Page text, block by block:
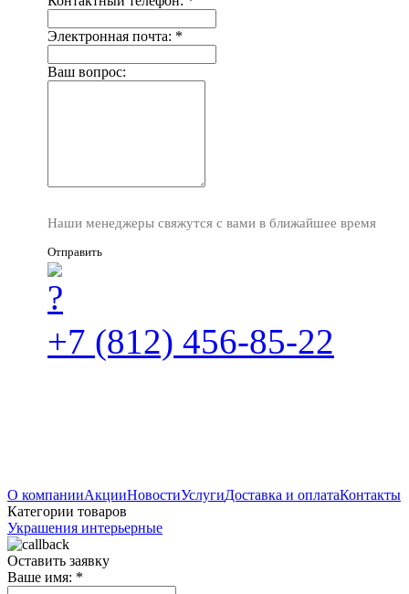
Электронная почта: *
Ваш вопрос:
Наши менеджеры свяжутся с вами в ближайшее время
Отправить
+7 (812) 456-85-22
О компанииАкцииНовостиУслугиДоставка и оплатаКонтакты
Категории товаров
Украшения интерьерные
Оставить заявку
Ваше имя: *